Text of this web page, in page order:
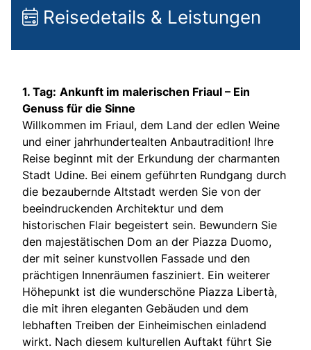
Reisedetails & Leistungen
1. Tag: Ankunft im malerischen Friaul – Ein
Genuss für die Sinne
Willkommen im Friaul, dem Land der edlen Weine
und einer jahrhundertealten Anbautradition! Ihre
Reise beginnt mit der Erkundung der charmanten
Stadt Udine. Bei einem geführten Rundgang durch
die bezaubernde Altstadt werden Sie von der
beeindruckenden Architektur und dem
historischen Flair begeistert sein. Bewundern Sie
den majestätischen Dom an der Piazza Duomo,
der mit seiner kunstvollen Fassade und den
prächtigen Innenräumen fasziniert. Ein weiterer
Höhepunkt ist die wunderschöne Piazza Libertà,
die mit ihren eleganten Gebäuden und dem
lebhaften Treiben der Einheimischen einladend
wirkt. Nach diesem kulturellen Auftakt führt Sie